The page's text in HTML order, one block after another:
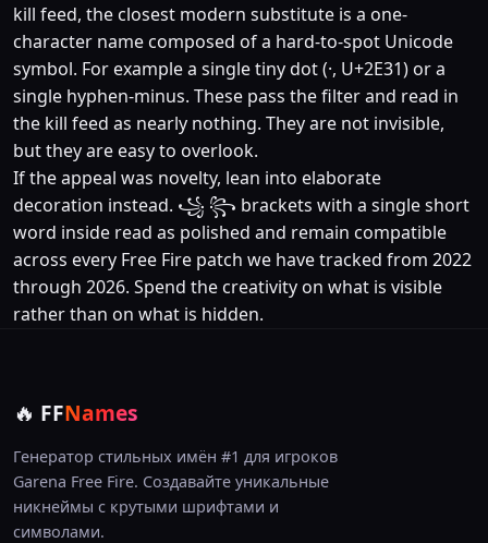
kill feed, the closest modern substitute is a one-
character name composed of a hard-to-spot Unicode
symbol. For example a single tiny dot (⸱, U+2E31) or a
single hyphen-minus. These pass the filter and read in
the kill feed as nearly nothing. They are not invisible,
but they are easy to overlook.
If the appeal was novelty, lean into elaborate
decoration instead. ꧁ ꧂ brackets with a single short
word inside read as polished and remain compatible
across every Free Fire patch we have tracked from 2022
through 2026. Spend the creativity on what is visible
rather than on what is hidden.
🔥 FFNames
Генератор стильных имён #1 для игроков
Garena Free Fire. Создавайте уникальные
никнеймы с крутыми шрифтами и
символами.